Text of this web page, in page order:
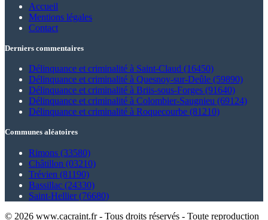
Accueil
Mentions légales
Contact
Derniers commentaires
Délinquance et criminalité à Saint-Claud (16450)
Délinquance et criminalité à Quesnoy-sur-Deûle (59890)
Délinquance et criminalité à Briis-sous-Forges (91640)
Délinquance et criminalité à Colombier-Saugnieu (69124)
Délinquance et criminalité à Roquecourbe (81210)
Communes aléatoires
Rimons (33580)
Châtillon (03210)
Trévien (81190)
Bassillac (24330)
Saint-Hellier (76680)
© 2026 www.cacraint.fr - Tous droits réservés - Toute reproduction